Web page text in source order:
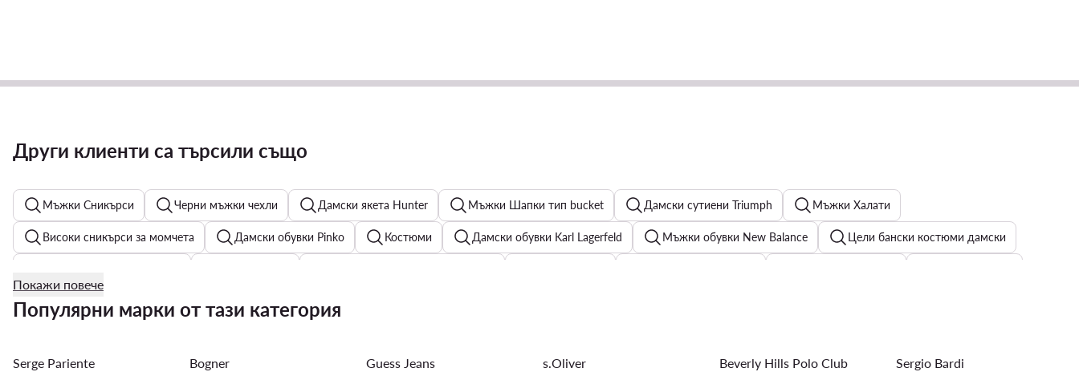
Други клиенти са търсили също
Мъжки Сникърси Черни мъжки чехли Дамски якета Hunter Мъжки Шапки тип bucket Дамски сутиени Triumph Мъжки Халати
Високи сникърси за момчета Дамски обувки Pinko Костюми Дамски обувки Karl Lagerfeld Мъжки обувки New Balance Цели бански костюми дамски
Покажи повече
Популярни марки от тази категория
Serge Pariente Bogner Guess Jeans s.Oliver Beverly Hills Polo Club Sergio Bardi